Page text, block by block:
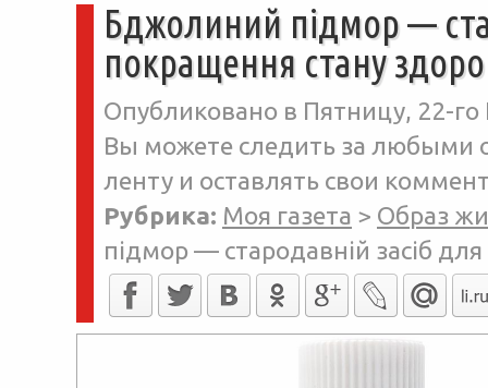
Бджолиний підмор —
покращення стану
Опубликовано в Пятницу, 22-
Вы можете следить за любыми
ленту и оставлять свои
Рубрика: Моя газета > Образ
підмор — стародавній засіб